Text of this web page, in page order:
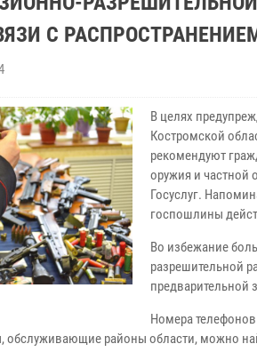
С РАСПРОСТРАНЕНИЕМ
В целях
Костромской
рекомендуют
оружия и частной
Госуслуг.
госпошлины
Во избежание
разрешительной
предварительной
Номера
обслуживающие районы области, можно